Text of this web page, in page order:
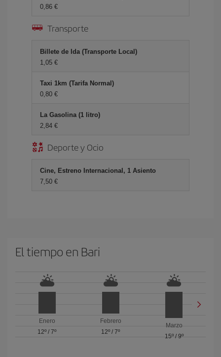
0,86 €
Transporte
Billete de Ida (Transporte Local)
1,05 €
Taxi 1km (Tarifa Normal)
0,80 €
La Gasolina (1 litro)
2,84 €
Deporte y Ocio
Cine, Estreno Internacional, 1 Asiento
7,50 €
El tiempo en Bari
Enero
12º /7º
Febrero
12º / 7º
Marzo
15º/ 9º